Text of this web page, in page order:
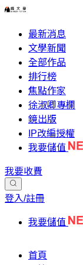
最新消息
文學新聞
全部作品
排行榜
焦點作家
徐淑卿專欄
鏡出版
IP改編授權
我要儲值
我要收費
登入/註冊
我要儲值
首頁